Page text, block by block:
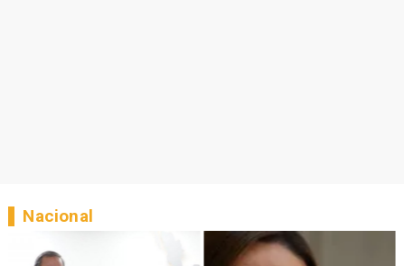
Nacional